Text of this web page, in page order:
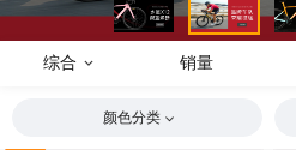
综合 销量
颜色分类